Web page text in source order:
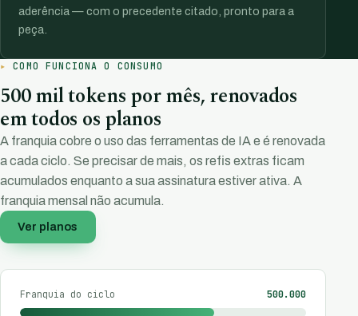
aderência — com o precedente citado, pronto para a
peça.
COMO FUNCIONA O CONSUMO
500 mil tokens por mês, renovados
em todos os planos
A franquia cobre o uso das ferramentas de IA e é renovada
a cada ciclo. Se precisar de mais, os refis extras ficam
acumulados enquanto a sua assinatura estiver ativa. A
franquia mensal não acumula.
Ver planos
Franquia do ciclo 500.000